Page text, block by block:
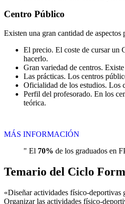
Centro Público
Existen una gran cantidad de aspectos
El precio. El coste de cursar un
hacerlo.
Gran variedad de centros.
Las prácticas. Los centros
Oficialidad de los estudios. Los
Perfil del profesorado. En los
teórica.
MÁS INFORMACIÓN
" El 70% de los graduados en
Temario del Ciclo
«Diseñar actividades físico-deportivas
Organizar las actividades físico-